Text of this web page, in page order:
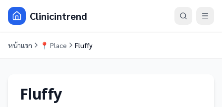
Clinicintrend
หน้าแรก 📍 Place Fluffy
Fluffy